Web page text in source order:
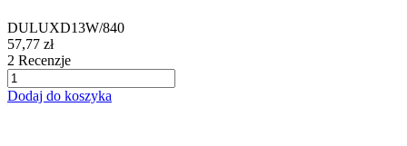
DULUXD13W/840
57,77 zł
2 Recenzje
Dodaj do koszyka